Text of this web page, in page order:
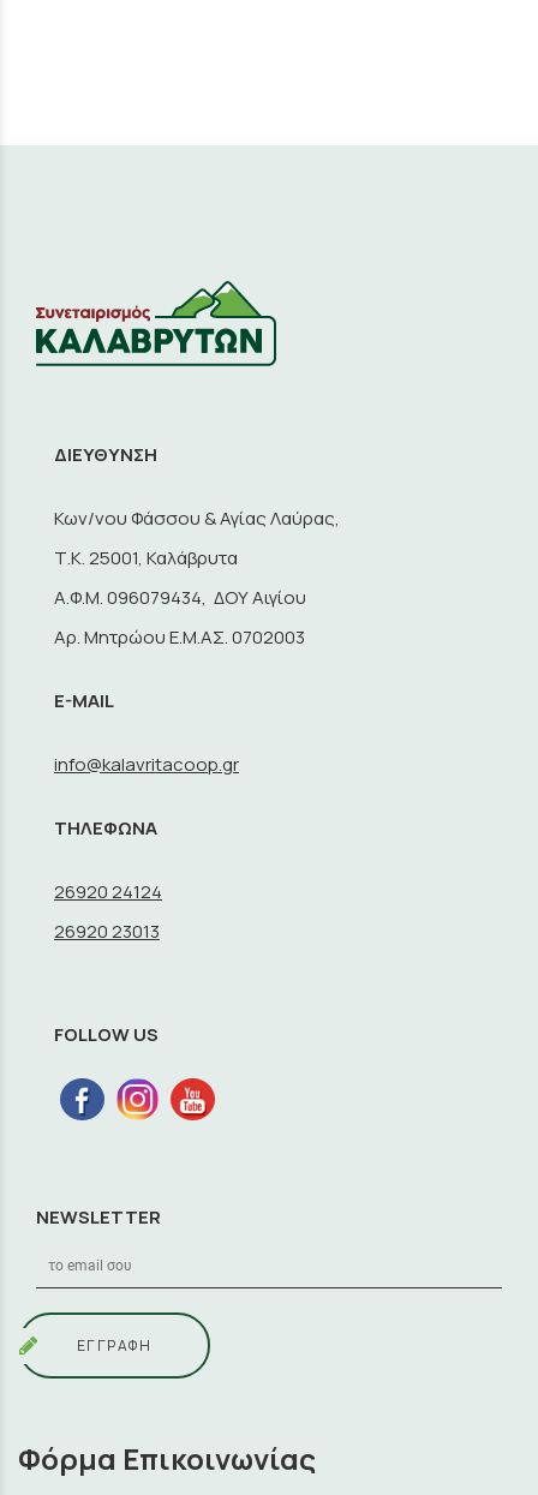
ΔΙΕΥΘΥΝΣΗ
Κων/νου Φάσσου & Αγίας Λαύρας,
Τ.Κ. 25001, Καλάβρυτα
A.Φ.Μ. 096079434, ΔΟΥ Αιγίου
Αρ. Μητρώου Ε.Μ.ΑΣ. 0702003
E-MAIL
info@kalavritacoop.gr
ΤΗΛΕΦΩΝΑ
26920 24124
26920 23013
FOLLOW US
NEWSLETTER
ΕΓΓΡΑΦΗ
Φόρμα Επικοινωνίας